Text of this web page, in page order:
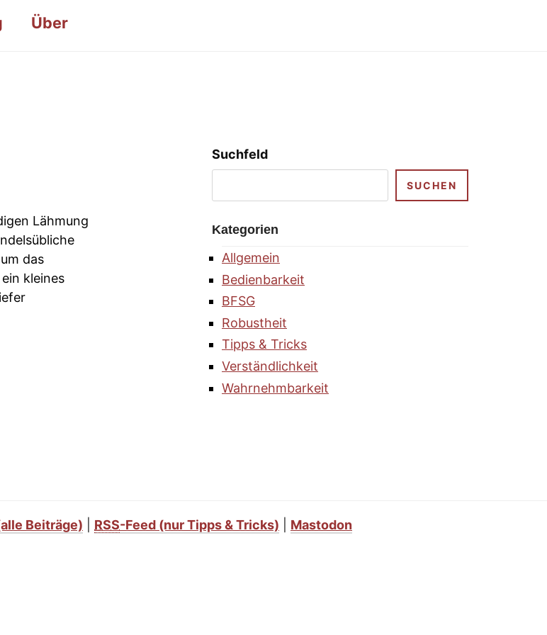
Über
Lähmung
das
kleines
Suchfeld
SUCHEN
Kategorien
Allgemein
Bedienbarkeit
BFSG
Robustheit
Tipps & Tricks
Verständlichkeit
Wahrnehmbarkeit
Beiträge) RSS-Feed (nur Tipps & Tricks) Mastodon